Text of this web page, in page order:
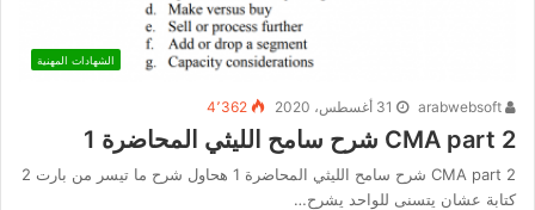
الشهادات المهنية
31 أغسطس، 2020 4٬362
CMA part 2 شرح سامح الليثي المحاضرة 1
CMA part 2 شرح سامح الليثي المحاضرة 1 هحاول شرح ما تيسر من بارت 2
كتابة عشان يتسنى للواحد يشرح…